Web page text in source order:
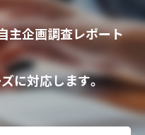
主企画調査レポート
に対応します。